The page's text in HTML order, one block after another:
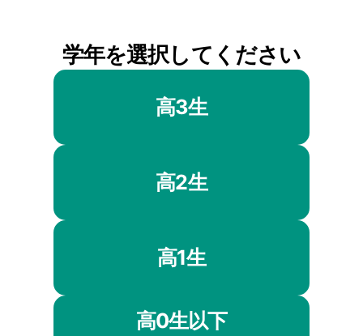
学年を選択してください
高3生
高2生
高1生
高0生以下